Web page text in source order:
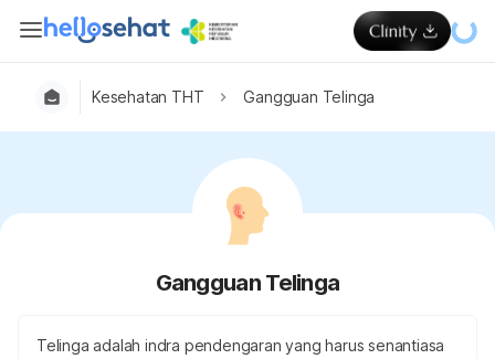
Kesehatan THT Gangguan Telinga
Gangguan Telinga
Telinga adalah indra pendengaran yang harus senantiasa